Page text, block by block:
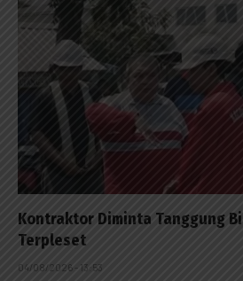
Kontraktor Diminta Tanggung
Terpleset
04/08/2026 - 13:53